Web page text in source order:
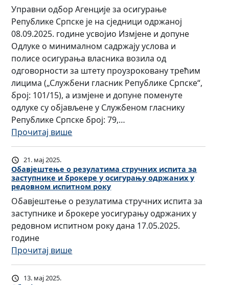
и
х
п
р
е
д
с
т
а
в
н
а
р
е
г
у
л
т
о
н
а
к
о
н
ф
е
р
е
н
ц
и
и
„
В
И
И
г
у
р
а
њ
у
о
д
р
ж
а
н
х
у
а
н
р
д
н
а
г
а
њ
е
с
т
р
у
ч
н
и
и
с
и
т
а
а
е
Р
е
п
у
б
л
и
к
е
С
р
с
к
ч
т
и
т
у
л
и
ч
н
и
х
п
о
д
т
а
а
А
г
н
ц
и
в
з
а
п
о
л
а
г
а
т
р
у
ч
н
о
и
с
Управни одбор Агенције за осигурање
Републике Српске је на сједници одржаној
08.09.2025. године усвојио Измјене и допуне
Одлуке о минималном садржају услова и
полисе осигурања власника возила од
одговорности за штету проузроковану трећим
лицима („Службени гласник Републике Српске“,
број: 101/15), а измјене и допуне поменуте
одлуке су објављене у Службеном гласнику
Републике Српске број: 79,…
Прочитај више:
О
а
в
ј
е
ш
т
њ
е
21. мај 2025.
Обавјештење о резулатима стручних испита за
заступнике и брокере у осигурању одржаних у
редовном испитном року
Обавјештење о резулатима стручних испита за
заступнике и брокере уосигурању одржаних у
редовном испитном року дана 17.05.2025.
године
Прочитај више:
О
13. мај 2025.